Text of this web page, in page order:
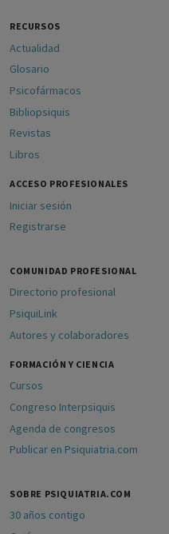
RECURSOS
Actualidad
Glosario
Psicofármacos
Bibliopsiquis
Revistas
Libros
ACCESO PROFESIONALES
Iniciar sesión
Registrarse
COMUNIDAD PROFESIONAL
Directorio profesional
PsiquiLink
Autores y colaboradores
FORMACIÓN Y CIENCIA
Cursos
Congreso Interpsiquis
Agenda de congresos
Publicar en Psiquiatria.com
SOBRE PSIQUIATRIA.COM
30 años contigo